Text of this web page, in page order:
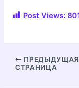
Post Views:
НавигацияПРЕДЫДУЩАЯ
СТРАНИЦА